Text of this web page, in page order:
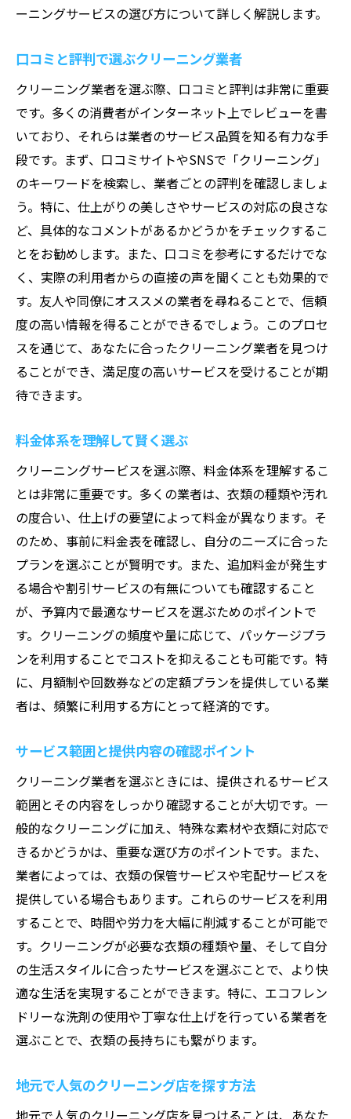
忙しい日常にクリーニングを組み込むコツ
仕事帰りにも利用できる業者の探し方
衣類素材に応じたクリーニングケアで長持ちを
実現
素材別クリーニングの基本知識
デリケートな素材の取り扱いポイント
衣類の長寿命を実現するケア方法
プロに相談する素材別ケアの利点
トラブルを防ぐためのクリーニング前準備
衣替え時に役立つ素材別保管方法
汚れの種類別クリーニングテクニック完全ガイ
ド
種類別に見る汚れの特徴
家庭でできる汚れ別応急処置法
汚れ落とし成功のポイント
頑固な汚れと戦うための方法
クリーニング前に知っておくべきポイント
クリーニング業者選びで失敗しないためのポイ
ント
初めて利用する際の基礎知識
問題のない業者を見つけるためのチェック
リスト
トラブルを避けるための契約前確認事項
信頼できるクリーニング業者の見極め方
価格だけで選ばない賢明な選択法
クリーニングサービスの新潮流：環境と時間の
バランス
現代のクリーニングサービスのトレンド
環境に配慮した新しいクリーニング技術
時間を重視したサービスの需要
持続可能性と利便性の両立を目指す方法
新しいライフスタイルに合ったサービスの
選び方
未来を見据えたクリーニング業界の動向
あなたのライフスタイルに合ったクリーニング
サービスを見つけよう
個々のニーズに応じたクリーニングサービ
ライフスタイル別サービスの選び方
忙しい人向けの時間節約術
ーニングサービスの選び方について詳しく解説します。
口コミと評判で選ぶクリーニング業者
クリーニング業者を選ぶ際、口コミと評判は非常に重要
です。多くの消費者がインターネット上でレビューを書
いており、それらは業者のサービス品質を知る有力な手
段です。まず、口コミサイトやSNSで「クリーニング」
のキーワードを検索し、業者ごとの評判を確認しましょ
う。特に、仕上がりの美しさやサービスの対応の良さな
ど、具体的なコメントがあるかどうかをチェックするこ
とをお勧めします。また、口コミを参考にするだけでな
く、実際の利用者からの直接の声を聞くことも効果的で
す。友人や同僚にオススメの業者を尋ねることで、信頼
度の高い情報を得ることができるでしょう。このプロセ
スを通じて、あなたに合ったクリーニング業者を見つけ
ることができ、満足度の高いサービスを受けることが期
待できます。
料金体系を理解して賢く選ぶ
クリーニングサービスを選ぶ際、料金体系を理解するこ
とは非常に重要です。多くの業者は、衣類の種類や汚れ
の度合い、仕上げの要望によって料金が異なります。そ
のため、事前に料金表を確認し、自分のニーズに合った
プランを選ぶことが賢明です。また、追加料金が発生す
る場合や割引サービスの有無についても確認すること
が、予算内で最適なサービスを選ぶためのポイントで
す。クリーニングの頻度や量に応じて、パッケージプラ
ンを利用することでコストを抑えることも可能です。特
に、月額制や回数券などの定額プランを提供している業
者は、頻繁に利用する方にとって経済的です。
サービス範囲と提供内容の確認ポイント
クリーニング業者を選ぶときには、提供されるサービス
範囲とその内容をしっかり確認することが大切です。一
般的なクリーニングに加え、特殊な素材や衣類に対応で
きるかどうかは、重要な選び方のポイントです。また、
業者によっては、衣類の保管サービスや宅配サービスを
提供している場合もあります。これらのサービスを利用
することで、時間や労力を大幅に削減することが可能で
す。クリーニングが必要な衣類の種類や量、そして自分
の生活スタイルに合ったサービスを選ぶことで、より快
適な生活を実現することができます。特に、エコフレン
ドリーな洗剤の使用や丁寧な仕上げを行っている業者を
選ぶことで、衣類の長持ちにも繋がります。
地元で人気のクリーニング店を探す方法
地元で人気のクリーニング店を見つけることは、あなた